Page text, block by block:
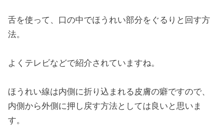
舌を使って、口の中でほうれい部分をぐるりと回す方
法。
よくテレビなどで紹介されていますね。
ほうれい線は内側に折り込まれる皮膚の癖ですので、
内側から外側に押し戻す方法としては良いと思いま
す。